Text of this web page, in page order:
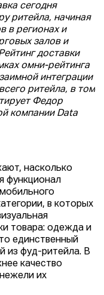
сегодня
ритейла, начиная
в регионах и
залов и
доставки
омни-рейтинга
интеграции
ритейла, в том
Федор
компании Data
насколько
функционал
в которых
товара: одежда и
единственный
из фуд-ритейла. В
качество
их